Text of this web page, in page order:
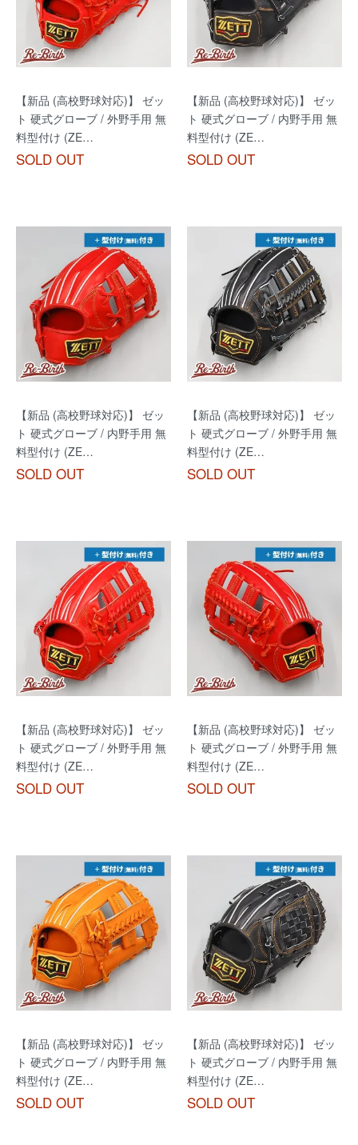
【新品 (高校野球対応)】 ゼッ
ト 硬式グローブ / 外野手用 無
料型付け (ZE…
SOLD OUT
【新品 (高校野球対応)】 ゼッ
ト 硬式グローブ / 内野手用 無
料型付け (ZE…
SOLD OUT
【新品 (高校野球対応)】 ゼッ
ト 硬式グローブ / 内野手用 無
料型付け (ZE…
SOLD OUT
【新品 (高校野球対応)】 ゼッ
ト 硬式グローブ / 外野手用 無
料型付け (ZE…
SOLD OUT
【新品 (高校野球対応)】 ゼッ
ト 硬式グローブ / 外野手用 無
料型付け (ZE…
SOLD OUT
【新品 (高校野球対応)】 ゼッ
ト 硬式グローブ / 外野手用 無
料型付け (ZE…
SOLD OUT
【新品 (高校野球対応)】 ゼッ
ト 硬式グローブ / 内野手用 無
料型付け (ZE…
SOLD OUT
【新品 (高校野球対応)】 ゼッ
ト 硬式グローブ / 内野手用 無
料型付け (ZE…
SOLD OUT